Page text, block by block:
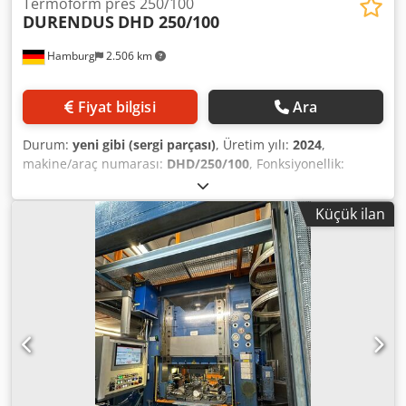
Hamburg 2.506 km
DURENDUS DHD 250/100
Fiyat bilgisi Ara
Durum: yeni gibi (sergi parçası), Üretim yılı: 2024,
makine/araç numarası: DHD/250/100, Fonksiyonellik:
, giriş voltajı:
kuvveti:250 t, strok boyu:600 mm, işletme hızı:170 mm/s,
250 mm/s, masa genişliği:1.200 mm, masa
1.000 mm, koç plakası genişliği:1.200 mm
tabla uzunluğu:1.000 mm, toplam uzunluk:2.000 mm
toplam genişlik:2.700 mm, toplam yükseklik:4.500 mm
kumanda kabini yüksekliği:1.800 mm, kontrol paneli
800 mm, kontrol kabini genişliği:500 mm
yastığı kuvveti:100 t, kalıp yastığı stroku:200 mm
, elektrik
sigortası:
63 A , montaj yüksekliği:900 mm , basınç: 235 bar,
Euroblech 2024 fuar makinesi - Hamburg konumu.
Dsdpfettriajx Aavsck
Küçük ilan